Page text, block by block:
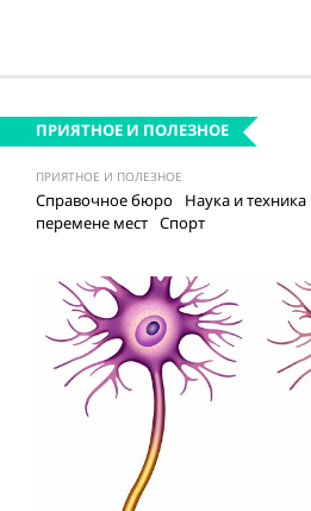
ПРИЯТНОЕ И ПОЛЕЗНОЕ
ПРИЯТНОЕ И ПОЛЕЗНОЕ
Справочное бюро Наука и техника
перемене мест Спорт